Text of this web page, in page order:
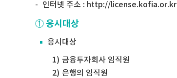
인터넷 주소 : http://license.kofia.or.kr
① 응시대상
응시대상
금융투자회사 임직원
은행의 임직원